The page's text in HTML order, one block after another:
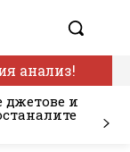
анализ!
джетове и